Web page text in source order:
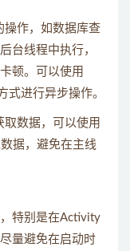
作，如数据库查
台线程中执行，
顿。可以使用
式进行异步操作。
数据，可以使用
据，避免在主线
特别是在Activity
量避免在启动时